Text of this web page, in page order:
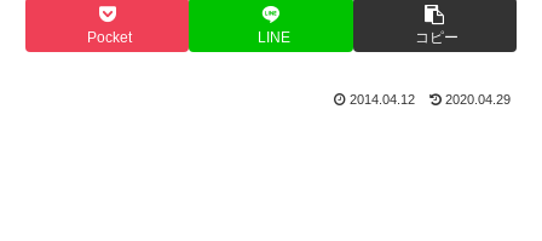
Pocket LINE コピー
2014.04.12 2020.04.29